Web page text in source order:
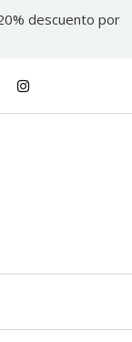
descuento por